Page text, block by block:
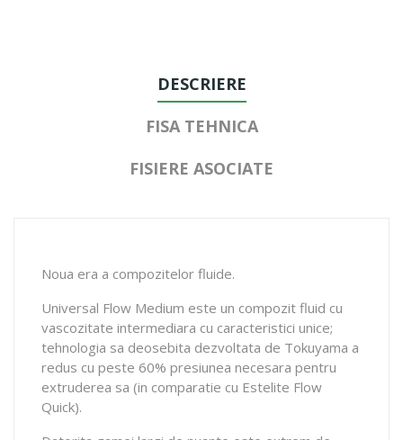
DESCRIERE
FISA TEHNICA
FISIERE ASOCIATE
Noua era a compozitelor fluide.
Universal Flow Medium este un compozit fluid cu
vascozitate intermediara cu caracteristici unice;
tehnologia sa deosebita dezvoltata de Tokuyama a
redus cu peste 60% presiunea necesara pentru
extruderea sa (in comparatie cu Estelite Flow
Quick).